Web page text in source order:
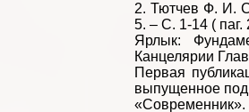
2. Тютчев Ф. И.
5. – С. 1-14 ( паг.
Ярлык:
Канцелярии
Первая
выпущенное под
«Современник».